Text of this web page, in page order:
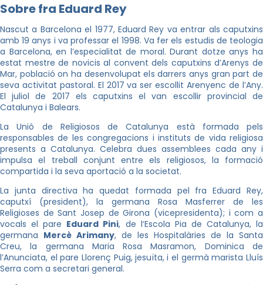
Sobre fra Eduard Rey
Nascut a Barcelona el 1977, Eduard Rey va entrar als caputxins
amb 19 anys i va professar el 1998. Va fer els estudis de teologia
a Barcelona, en l’especialitat de moral. Durant dotze anys ha
estat mestre de novicis al convent dels caputxins d’Arenys de
Mar, població on ha desenvolupat els darrers anys gran part de
seva activitat pastoral. El 2017 va ser escollit Arenyenc de l’Any.
El juliol de 2017 els caputxins el van escollir provincial de
Catalunya i Balears.
La Unió de Religiosos de Catalunya està formada pels
responsables de les congregacions i instituts de vida religiosa
presents a Catalunya. Celebra dues assemblees cada any i
impulsa el treball conjunt entre els religiosos, la formació
compartida i la seva aportació a la societat.
La junta directiva ha quedat formada pel fra Eduard Rey,
caputxí (president), la germana Rosa Masferrer de les
Religioses de Sant Josep de Girona (vicepresidenta); i com a
vocals el pare Eduard Pini, de l’Escola Pia de Catalunya, la
germana Mercè Arimany, de les Hospitalàries de la Santa
Creu, la germana Maria Rosa Masramon, Dominica de
l’Anunciata, el pare Llorenç Puig, jesuïta, i el germà marista Lluís
Serra com a secretari general.